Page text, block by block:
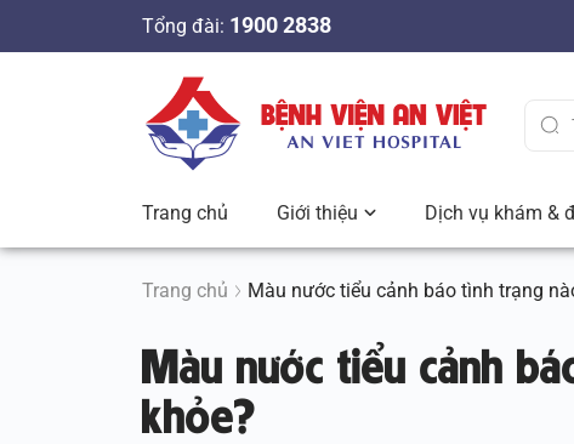
n
Tổng đài: 1900 2838
Trang chủ Giới thiệu Dịch vụ khám &
Trang chủ Màu nước tiểu cảnh báo tình trạng
Màu nước tiểu cảnh
khỏe?